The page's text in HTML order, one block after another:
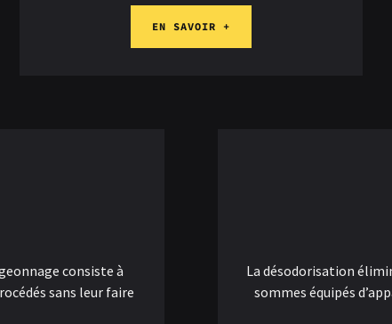
EN SAVOIR +
consiste à
sans leur faire
La désodorisation
sommes équipés